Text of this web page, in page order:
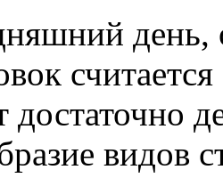
достаточно
видов